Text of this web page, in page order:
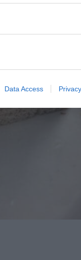
Data Access